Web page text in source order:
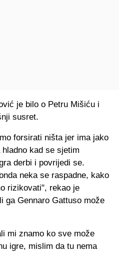
je bilo o Petru Mišiću i
susret.
forsirati ništa jer ima jako
kad se sjetim
derbi i povrijedi se.
neka se raspadne, kako
rizikovati", rekao je
ga Gennaro Gattuso može
mi znamo ko sve može
igre, mislim da tu nema